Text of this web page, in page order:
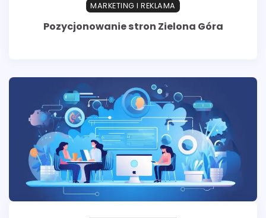
MARKETING I REKLAMA
Pozycjonowanie stron Zielona Góra